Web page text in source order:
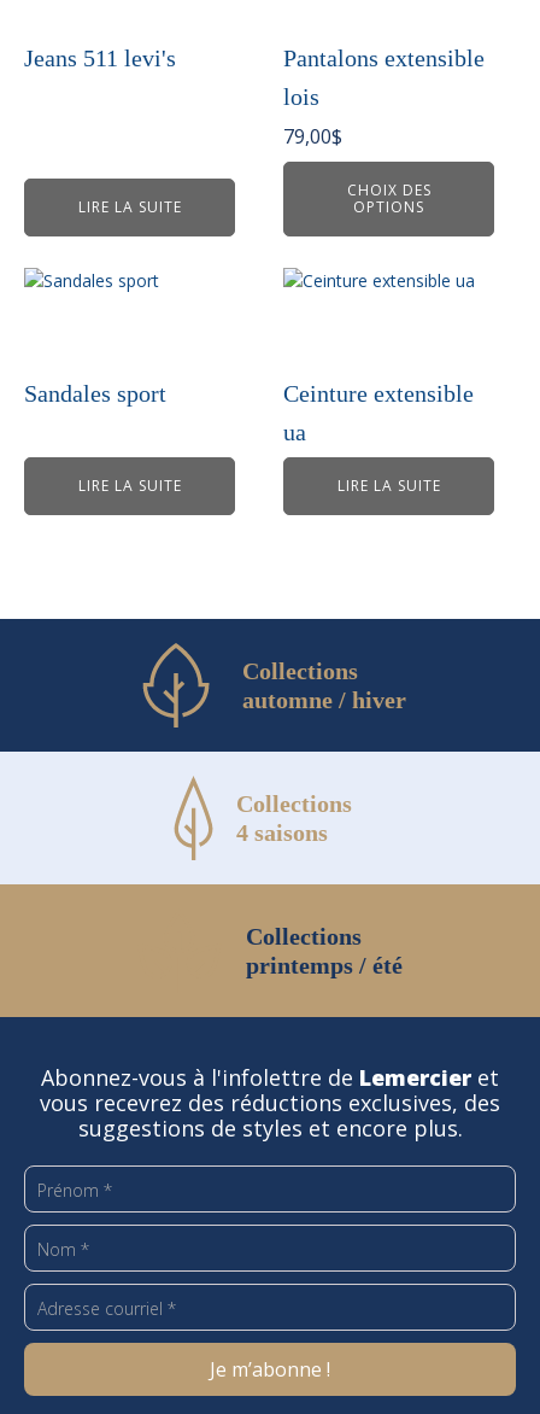
Jeans 511 levi's
LIRE LA SUITE
Pantalons extensible
lois
79,00$
CHOIX DES
OPTIONS
variations.
options
peuvent
être
la
page
du
Sandales sport
LIRE LA SUITE
Ceinture extensible
ua
LIRE LA SUITE
Collections
automne / hiver
Collections
4 saisons
Collections
printemps / été
Abonnez-vous à l'infolettre de Lemercier et
vous recevrez des réductions exclusives, des
suggestions de styles et encore plus.